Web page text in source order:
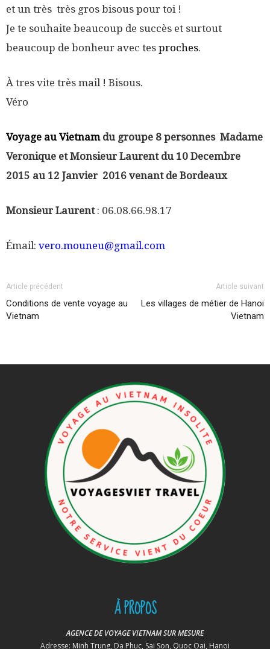
et un très très gros bisous pour toi !
Je te souhaite beaucoup de succès et surtout
beaucoup de bonheur avec tes proches.
À tres vite très mail ! Bisous.
Véro
Voyage au Vietnamdu groupe 8 personnes Madame
Veronique et Monsieur Laurent du 10 Decembre
2015 au 12 Janvier 2016 venant de Bordeaux
Monsieur Laurent: 06.08.66.98.17
Émail: vero.mouneu@gmail.com
Article précédent
Conditions de vente voyage au
Vietnam
Article suivant
Les villages de métier de Hanoi
Vietnam
À PROPOS
AGENCE DE VOYAGE VIETNAM SUR MESURE
Adresse: Minh Trung, Da Phuc, Sai Son, Quoc Oai, Hanoi